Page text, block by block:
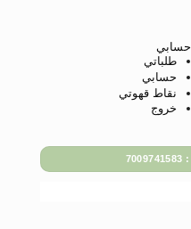
حسابي
طلباتي
حسابي
نقاط قهوتي
خروج